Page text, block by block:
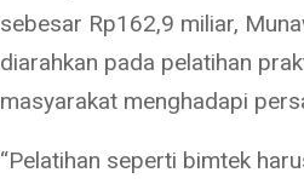
sebesar Rp162,9 miliar,
diarahkan pada pelatihan
masyarakat menghadapi
“Pelatihan seperti bimtek